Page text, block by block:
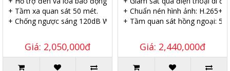
+ Tầm xa quan sát 50 mét.
+ Chống ngược sáng 120dB WDR.
Giá: 2,050,000đ
+ Chuẩn nén hình ảnh: H.265+
+ Tầm quan sát hồng ngoại: 50
Giá: 2,440,000đ